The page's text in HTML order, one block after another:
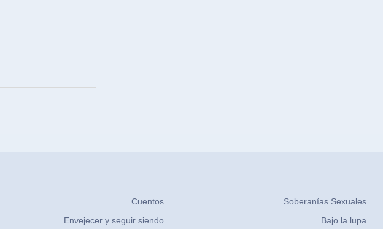
Cuentos
Envejecer y seguir siendo
Soberanías Sexuales
Bajo la lupa